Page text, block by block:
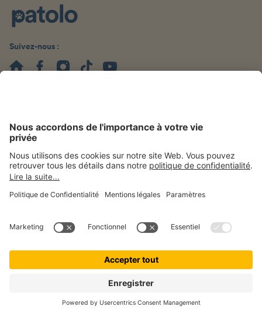
Suivez-nous :
Droit de rétractation
patolo est une marque de © getolo GmbH